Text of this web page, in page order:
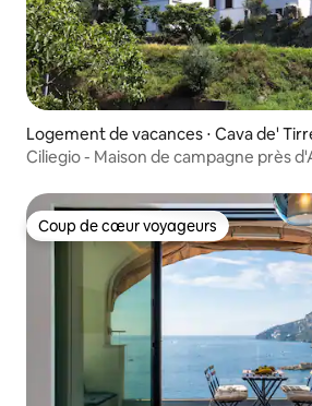
Logement de vacances ⋅ Cava de'
Ciliegio - Maison de campagne près
Coup de cœur voyageurs
Coup de cœur voyageurs